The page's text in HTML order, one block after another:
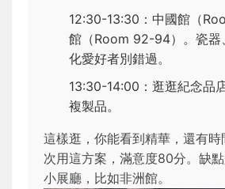
12:30-13:30：中國館（
館（Room 92-94）。瓷器
化愛好者別錯過。
13:30-14:00：逛逛紀念品
複製品。
這樣逛，你能看到精華，還有
次用這方案，滿意度80分。缺
小展廳，比如非洲館。